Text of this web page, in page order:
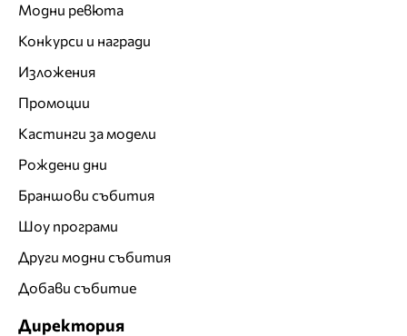
Модни ревюта
Конкурси и награди
Изложения
Промоции
Кастинги за модели
Рождени дни
Браншови събития
Шоу програми
Други модни събития
Добави събитие
Директория